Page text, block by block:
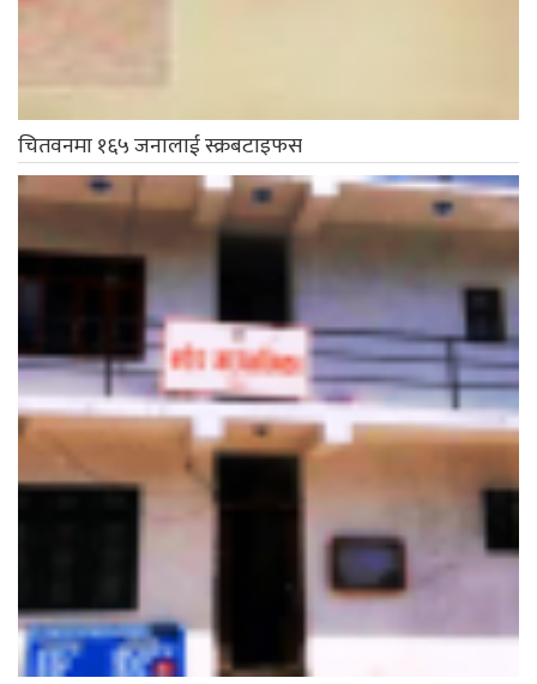
चितवनमा १६५ जनालाई स्क्रबटाइफस